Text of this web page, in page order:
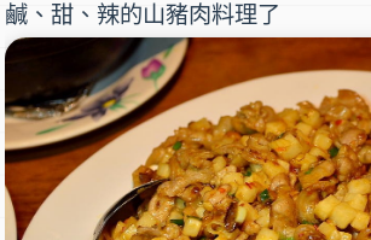
鹹、甜、辣的山豬肉料理了